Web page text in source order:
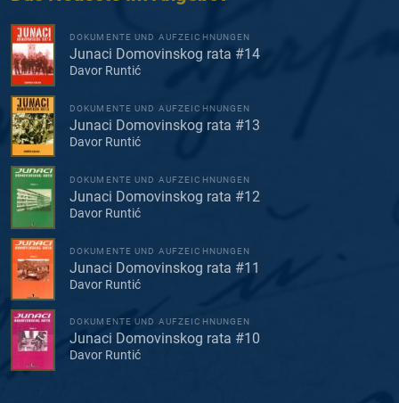
DOKUMENTE UND AUFZEICHNUNGEN
Junaci Domovinskog rata #14
Davor Runtić
DOKUMENTE UND AUFZEICHNUNGEN
Junaci Domovinskog rata #13
Davor Runtić
DOKUMENTE UND AUFZEICHNUNGEN
Junaci Domovinskog rata #12
Davor Runtić
DOKUMENTE UND AUFZEICHNUNGEN
Junaci Domovinskog rata #11
Davor Runtić
DOKUMENTE UND AUFZEICHNUNGEN
Junaci Domovinskog rata #10
Davor Runtić